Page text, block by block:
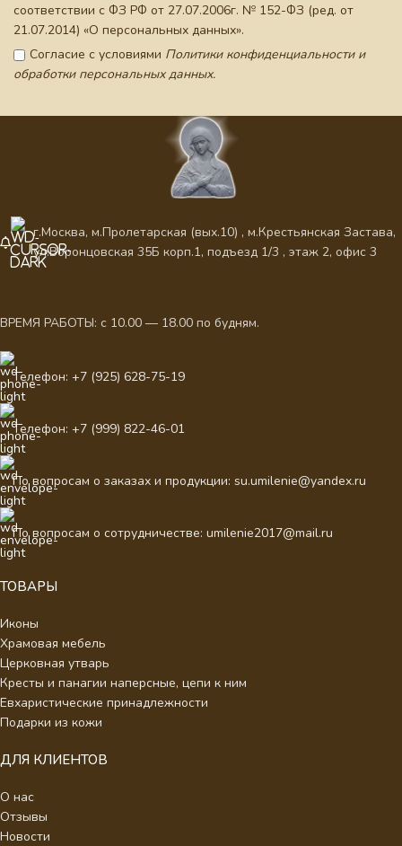
соответствии с ФЗ РФ от 27.07.2006г. № 152-ФЗ (ред. от
21.07.2014) «О персональных данных».
Согласие с условиями Политики конфиденциальности и
обработки персональных данных.
г.Москва, м.Пролетарская (вых.10) , м.Крестьянская Застава,
ул.Воронцовская 35Б корп.1, подъезд 1/3 , этаж 2, офис 3
ВРЕМЯ РАБОТЫ: с 10.00 — 18.00 по будням.
Телефон: +7 (925) 628-75-19
Телефон: +7 (999) 822-46-01
По вопросам о заказах и продукции: su.umilenie@yandex.ru
По вопросам о сотрудничестве: umilenie2017@mail.ru
ТОВАРЫ
Иконы
Храмовая мебель
Церковная утварь
Кресты и панагии наперсные, цепи к ним
Евхаристические принадлежности
Подарки из кожи
ДЛЯ КЛИЕНТОВ
О нас
Отзывы
Новости